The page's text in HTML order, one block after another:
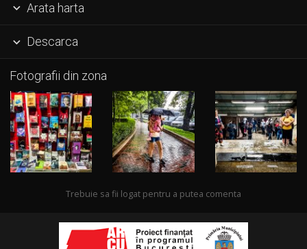
 Arata harta
 Descarca
Fotografii din zona
Trebuie sa fii logat pentru a putea comenta